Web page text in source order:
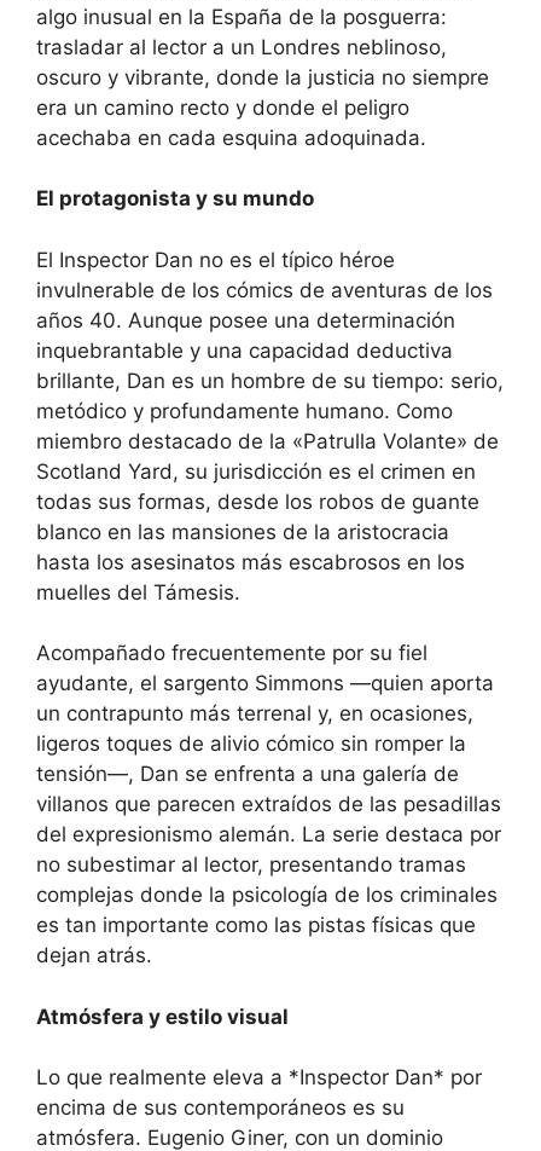
algo inusual en la España de la posguerra:
trasladar al lector a un Londres neblinoso,
oscuro y vibrante, donde la justicia no siempre
era un camino recto y donde el peligro
acechaba en cada esquina adoquinada.
El protagonista y su mundo
El Inspector Dan no es el típico héroe
invulnerable de los cómics de aventuras de los
años 40. Aunque posee una determinación
inquebrantable y una capacidad deductiva
brillante, Dan es un hombre de su tiempo: serio,
metódico y profundamente humano. Como
miembro destacado de la «Patrulla Volante» de
Scotland Yard, su jurisdicción es el crimen en
todas sus formas, desde los robos de guante
blanco en las mansiones de la aristocracia
hasta los asesinatos más escabrosos en los
muelles del Támesis.
Acompañado frecuentemente por su fiel
ayudante, el sargento Simmons —quien aporta
un contrapunto más terrenal y, en ocasiones,
ligeros toques de alivio cómico sin romper la
tensión—, Dan se enfrenta a una galería de
villanos que parecen extraídos de las pesadillas
del expresionismo alemán. La serie destaca por
no subestimar al lector, presentando tramas
complejas donde la psicología de los criminales
es tan importante como las pistas físicas que
dejan atrás.
Atmósfera y estilo visual
Lo que realmente eleva a *Inspector Dan* por
encima de sus contemporáneos es su
atmósfera. Eugenio Giner, con un dominio